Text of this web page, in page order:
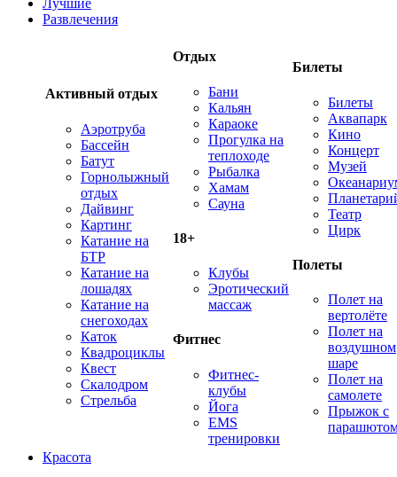
Лучшие
Развлечения
Активный отдых
Аэротруба
Бассейн
Батут
Горнолыжный
отдых
Дайвинг
Картинг
Катание на
БТР
Катание на
лошадях
Катание на
снегоходах
Каток
Квадроциклы
Квест
Скалодром
Стрельба
Отдых
Бани
Кальян
Караоке
Прогулка на
теплоходе
Рыбалка
Хамам
Сауна
18+
Клубы
Эротический
массаж
Фитнес
Фитнес-
клубы
Йога
EMS
тренировки
Билеты
Билеты
Аквапарк
Кино
Концерт
Музей
Театр
Цирк
Полеты
Полет на
вертолёте
Полет на
воздушном
шаре
Полет на
самолете
Прыжок с
Красота